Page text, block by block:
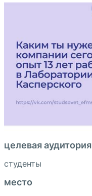
целевая аудитория
студенты
место